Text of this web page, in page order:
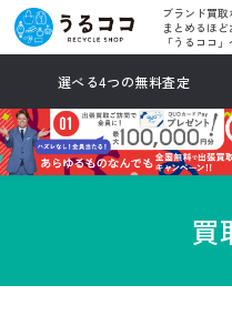
ブランド買取
まとめるほど
「うるココ」
選べる4つの無料査定
買